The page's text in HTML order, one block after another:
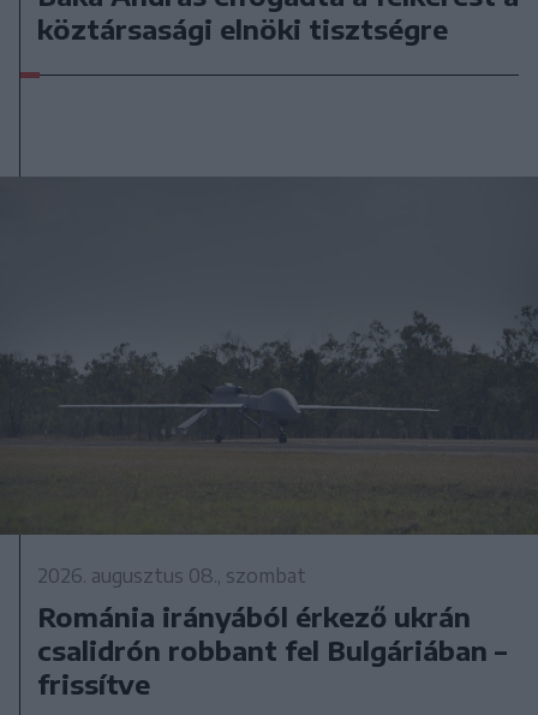
köztársasági elnöki tisztségre
2026. augusztus 08., szombat
Románia irányából érkező ukrán
csalidrón robbant fel Bulgáriában –
frissítve